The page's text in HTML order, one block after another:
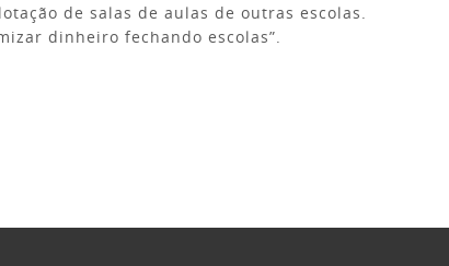
de salas de aulas de outras escolas.
dinheiro fechando escolas”.